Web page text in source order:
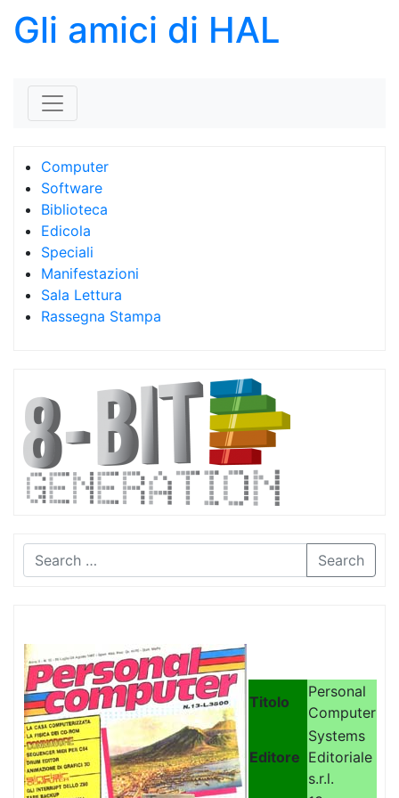
Gli amici di HAL
Computer
Software
Biblioteca
Edicola
Speciali
Manifestazioni
Sala Lettura
Rassegna Stampa
Search
Titolo
Personal
Computer
Editore
Systems
Editoriale
s.r.l.